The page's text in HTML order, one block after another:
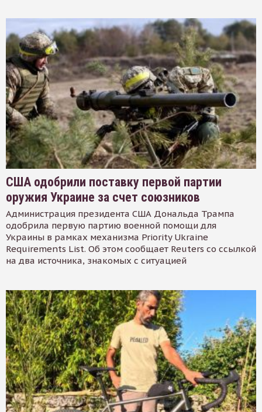
США одобрили поставку первой партии
оружия Украине за счет союзников
Администрация президента США Дональда Трампа
одобрила первую партию военной помощи для
Украины в рамках механизма Priority Ukraine
Requirements List. Об этом сообщает Reuters со ссылкой
на два источника, знакомых с ситуацией